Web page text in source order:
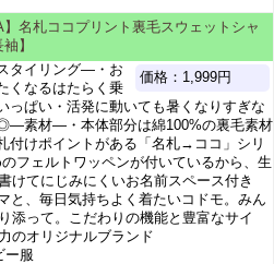
】名札ココプリント裏毛スウェットシャ
】
価格：1,999円
タイリング―・お
くなるはたらく乗
っぱい・活発に動いても暑くなりすぎな
素材―・本体部分は綿100%の裏毛素材
付けポイントがある「名札→ココ」シリ
フェルトワッペンが付いているから、生
けてにじみにくいお名前スペース付き
と、毎日気持ちよく着たいコドモ。みん
添って。こだわりの機能と豊富なサイ
のオリジナルブランド
ー服